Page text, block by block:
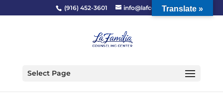
(916) 452-3601 info@lafcc.org
Select Page
Translate »